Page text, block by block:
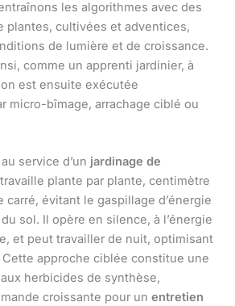
les algorithmes avec des
plantes, cultivées et adventices,
de lumière et de croissance.
comme un apprenti jardinier, à
est ensuite exécutée
micro-bîmage, arrachage ciblé ou
service d’un jardinage de
plante par plante, centimètre
carré, évitant le gaspillage d’énergie
sol. Il opère en silence, à l’énergie
et peut travailler de nuit, optimisant
approche ciblée constitue une
herbicides de synthèse,
croissante pour un entretien